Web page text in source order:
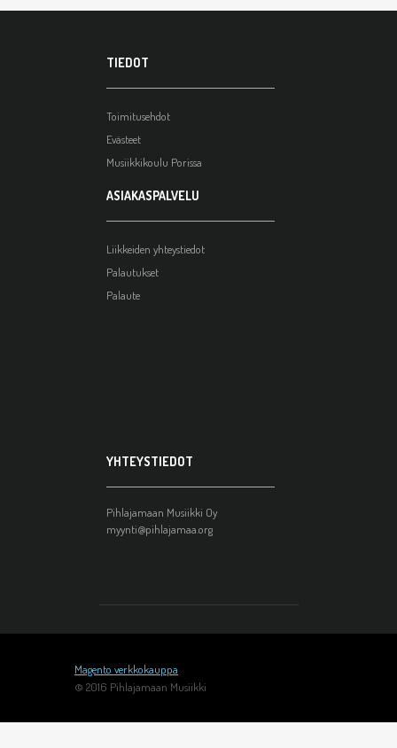
TIEDOT
Toimitusehdot
Evästeet
Musiikkikoulu Porissa
ASIAKASPALVELU
Liikkeiden yhteystiedot
Palautukset
Palaute
YHTEYSTIEDOT
Pihlajamaan Musiikki Oy
myynti@pihlajamaa.org
Magento verkkokauppa
© 2016 Pihlajamaan Musiikki